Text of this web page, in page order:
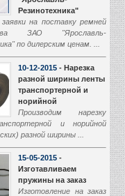
10-12-2015 - Нарезка
разной ширины ленты
транспортерной и
норийной
Производим нарезку
и норийной
разной ширины ...
15-05-2015 -
Изготавливаем
пружины на заказ
Изготовление на заказ